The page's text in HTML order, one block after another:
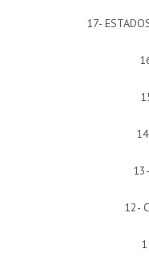
17-
12-